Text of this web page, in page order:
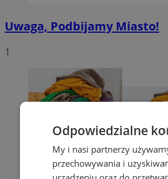
Uwaga, Podbijamy Miasto!
1
Odpowiedzialne
My i nasi partnerzy
przechowywania i
urządzeniu oraz do